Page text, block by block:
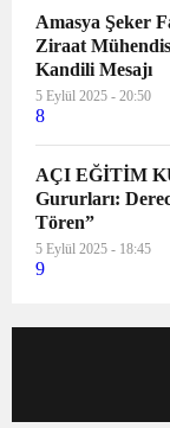
Amasya Şeker
Ziraat
Kandili Mesajı
5 Eylül 2025 - 20:50
8
AÇI EĞİTİM
Gururları:
Tören”
5 Eylül 2025 - 18:45
9